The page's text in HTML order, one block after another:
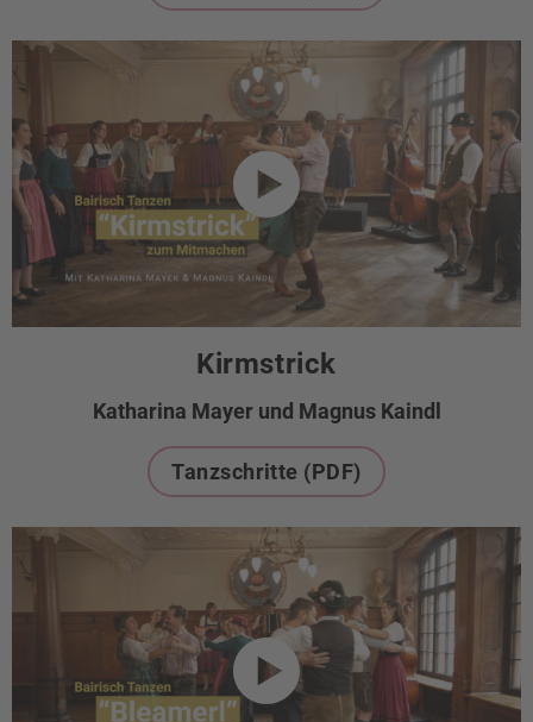
Kirmstrick
Katharina Mayer und Magnus Kaindl
Tanzschritte (PDF)